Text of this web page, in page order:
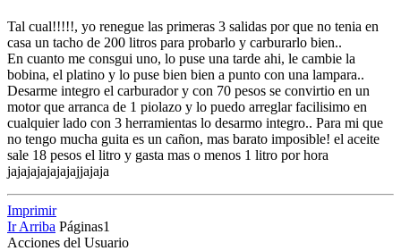
Tal cual!!!!!, yo renegue las primeras 3 salidas por que no tenia en
casa un tacho de 200 litros para probarlo y carburarlo bien..
En cuanto me consgui uno, lo puse una tarde ahi, le cambie la
bobina, el platino y lo puse bien bien a punto con una lampara..
Desarme integro el carburador y con 70 pesos se convirtio en un
motor que arranca de 1 piolazo y lo puedo arreglar facilisimo en
cualquier lado con 3 herramientas lo desarmo integro.. Para mi que
no tengo mucha guita es un cañon, mas barato imposible! el aceite
sale 18 pesos el litro y gasta mas o menos 1 litro por hora
jajajajajajajajjajaja
Imprimir
Ir Arriba Páginas1
Acciones del Usuario